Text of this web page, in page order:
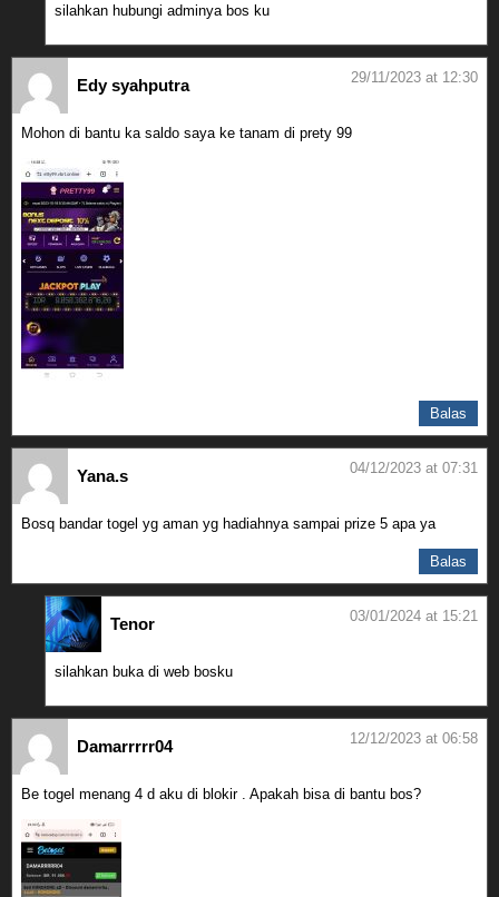
silahkan hubungi adminya bos ku
Edy syahputra 29/11/2023 at 12:30
Mohon di bantu ka saldo saya ke tanam di prety 99
Balas
Yana.s 04/12/2023 at 07:31
Bosq bandar togel yg aman yg hadiahnya sampai prize 5 apa ya
Balas
Tenor 03/01/2024 at 15:21
silahkan buka di web bosku
Damarrrrr04 12/12/2023 at 06:58
Be togel menang 4 d aku di blokir . Apakah bisa di bantu bos?